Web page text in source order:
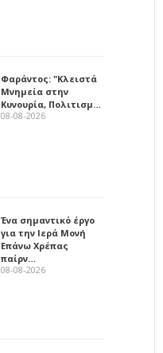
Φαράντος: "Κλειστά
Μνημεία στην
Κυνουρία, Πολιτισμ…
08-08-2026
Ένα σημαντικό έργο
για την Ιερά Μονή
Επάνω Χρέπας
παίρν…
08-08-2026